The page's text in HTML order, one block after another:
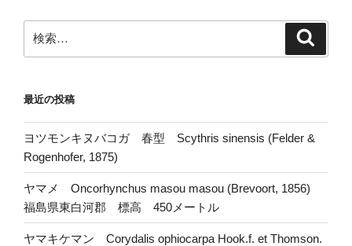
索:
最近の投稿
ヨツモンキヌバコガ 春型 Scythris sinensis (Felder &
Rogenhofer, 1875)
ヤマメ Oncorhynchus masou masou (Brevoort, 1856)
福島県東白河郡 標高 450メートル
ヤマキケマン Corydalis ophiocarpa Hook.f. et Thomson.